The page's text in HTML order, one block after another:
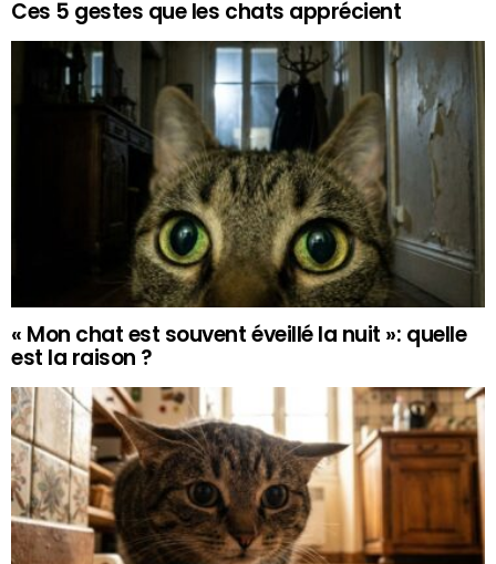
Ces 5 gestes que les chats apprécient
« Mon chat est souvent éveillé la nuit »: quelle
est la raison ?